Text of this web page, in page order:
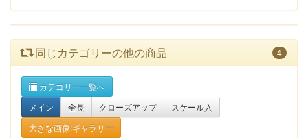
同じカテゴリーの他の商品 4
カテゴリー一覧へ
メイン
全長 クローズアップ
スケール入
大きな画像:ギャラリー